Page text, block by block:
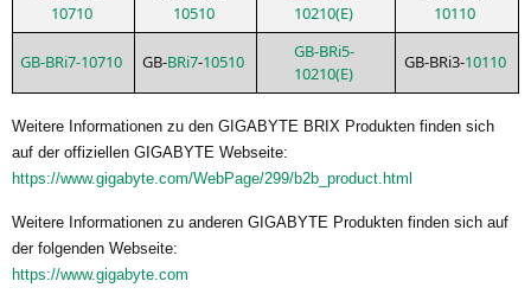
10710
10510
10210(E)
10110
GB-BRi7-10710 GB-BRi7-10510
GB-BRi5-
10210(E)
GB-BRi3-10110
Wei­te­re Infor­ma­tio­nen zu den GIGABYTE BRIX Pro­duk­ten fin­den sich
auf der offi­zi­el­len GIGABYTE Webseite:
https://www.gigabyte.com/WebPage/299/b2b_product.html
Wei­te­re Infor­ma­tio­nen zu ande­ren GIGABYTE Pro­duk­ten fin­den sich auf
der fol­gen­den Webseite:
https://www.gigabyte.com